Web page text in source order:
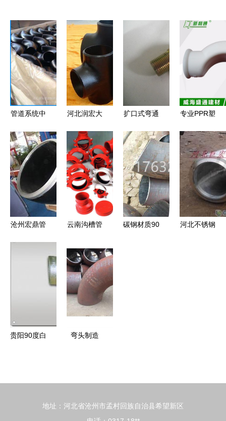
管道系统中
用 深入解
析无缝变径
弯头、异径
弯头与变径
弯头
河北润宏大
通 高品质
管道配件的
视觉与性能
解析
扩口式弯通
业液压系统
的精密连接
专家——以
余姚市基越
管件厂产品
为例
专业PPR塑
桥弯与法兰
的选购指南
及细节解析
沧州宏鼎管
云南沟槽管
三通产品
昆明泰晖贸
易的专业解
碳钢材质90
河北不锈钢
贵阳90度白
弯头制造
地址：河北省沧州市孟村回族自治县希望新区